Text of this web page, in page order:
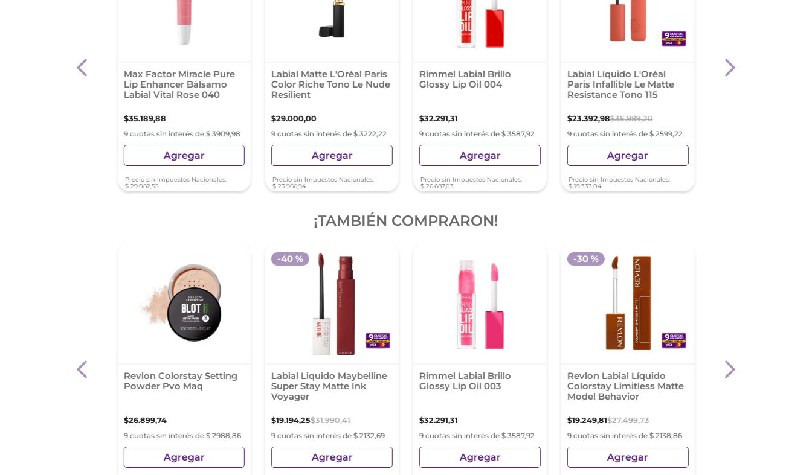
Exfoliante Labio
Max Factor Miracle Pure
Lip Enhancer Bálsamo
Labial Vital Rose 040
$35.189,88
9 cuotas sin interés de $ 3909,98
Agregar
Precio sin Impuestos Nacionales:
$ 29.082,55
Labial Matte L'Oréal Paris
Color Riche Tono Le Nude
Resilient
$29.000,00
9 cuotas sin interés de $ 3222,22
Agregar
Precio sin Impuestos Nacionales:
$ 23.966,94
Rimmel Labial Brillo
Glossy Lip Oil 004
$32.291,31
9 cuotas sin interés de $ 3587,92
Agregar
Precio sin Impuestos Nacionales:
$ 26.687,03
Labial Líquido L'Oréal
Paris Infallible Le Matte
Resistance Tono 115
$23.392,98$35.989,20
9 cuotas sin interés de $ 2599,22
Agregar
Precio sin Impuestos Nacionales:
$ 19.333,04
Labial Matte L'Oréal
¡TAMBIÉN COMPRARON!
Liquido Maybelline
Revlon Colorstay Setting
Powder Pvo Maq
$26.899,74
9 cuotas sin interés de $ 2988,86
Agregar
Labial Liquido Maybelline
Super Stay Matte Ink
Voyager
$19.194,25$31.990,41
9 cuotas sin interés de $ 2132,69
-40 %
Agregar
Rimmel Labial Brillo
Glossy Lip Oil 003
$32.291,31
9 cuotas sin interés de $ 3587,92
Agregar
Revlon Labial Líquido
Colorstay Limitless Matte
Model Behavior
$19.249,81$27.499,73
9 cuotas sin interés de $ 2138,86
-30 %
Agregar
Labial Líquido